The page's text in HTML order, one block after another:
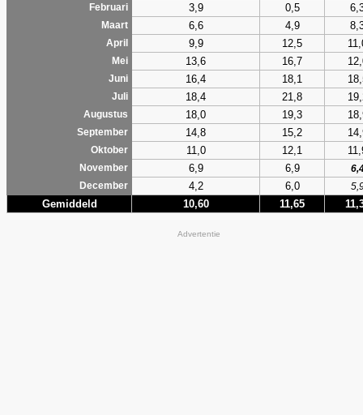
Februari 3,9 0,5
Maart 6,6 4,9
April 9,9 12,5
Mei 13,6 16,7
Juni 16,4 18,1
Juli 18,4 21,8
Augustus 18,0 19,3
September 14,8 15,2
Oktober 11,0 12,1
November 6,9 6,9
December
4,2 6,0
Gemiddeld 10,60 11,65
Advertentie